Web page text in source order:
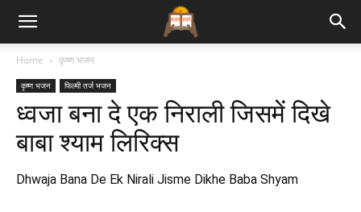
Bhajan
Lyrics
Home कृष्ण भजन
कृष्ण भजन फिल्मी तर्ज भजन
ध्वजा बना दे एक निराली जिसमें दिखे
बाबा श्याम लिरिक्स
Dhwaja Bana De Ek Nirali Jisme Dikhe Baba Shyam